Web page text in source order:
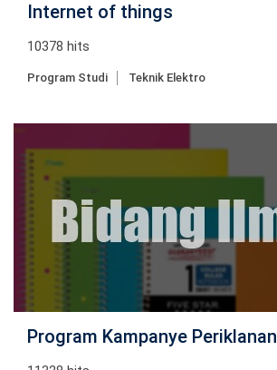
Internet of things
10378 hits
Program Studi Teknik Elektro
Program Kampanye Periklanan